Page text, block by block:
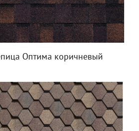
Оптима коричневый